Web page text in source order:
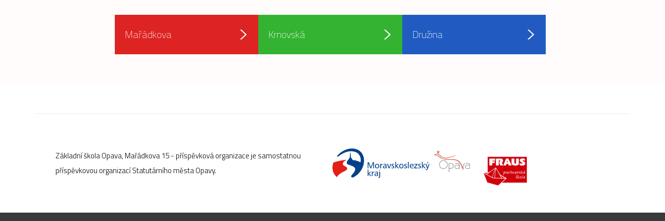
Mařádkova Krnovská Družina
Základní škola Opava, Mařádkova 15 - příspěvková organizace je samostatnou
příspěvkovou organizací Statutárního města Opavy.